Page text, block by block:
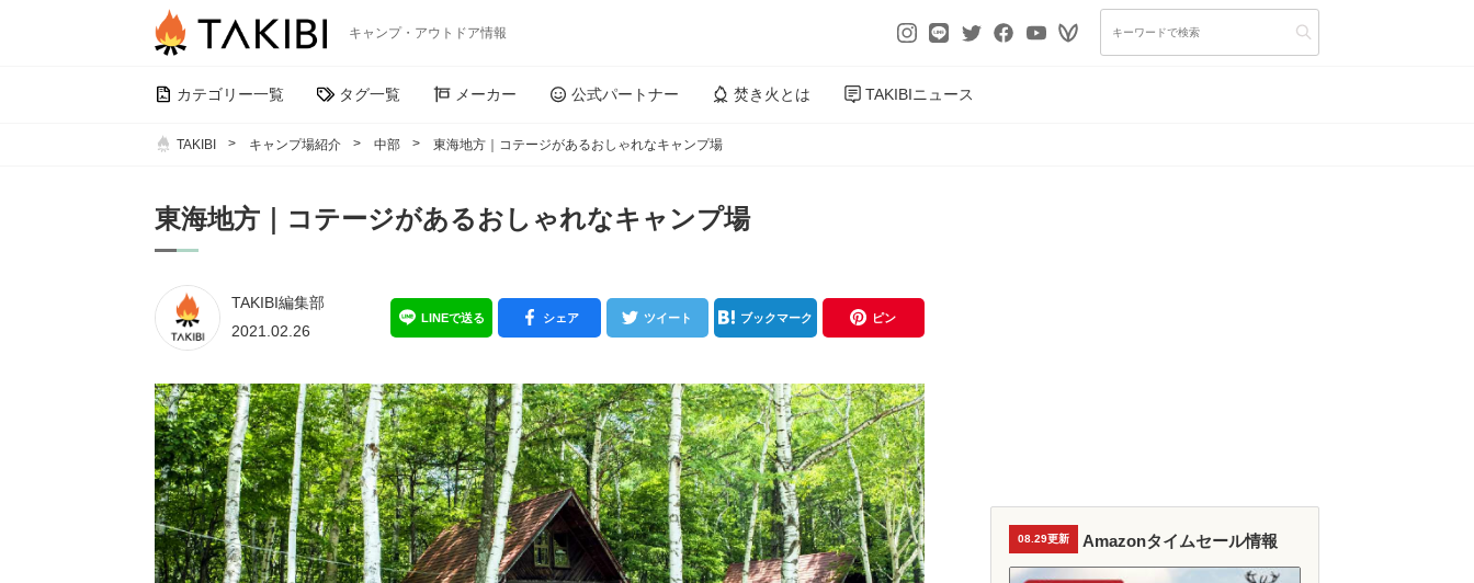
キャンプ・アウトドア情報
カテゴリー一覧 タグ一覧 メーカー 公式パートナー 焚き火とは TAKIBIニュース
TAKIBI キャンプ場紹介 中部 東海地方｜コテージがあるおしゃれなキャンプ場
東海地方｜コテージがあるおしゃれなキャンプ場
TAKIBI編集部
2021.02.26
LINEで送る シェア ツイート ブックマーク ピン
08.29更新 Amazonタイムセール情報